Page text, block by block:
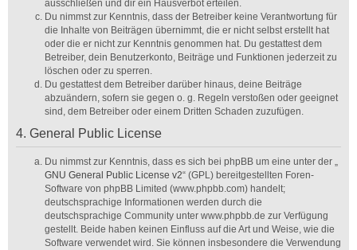
ausschließen und dir ein Hausverbot erteilen.
Du nimmst zur Kenntnis, dass der Betreiber keine Verantwortung für
die Inhalte von Beiträgen übernimmt, die er nicht selbst erstellt hat
oder die er nicht zur Kenntnis genommen hat. Du gestattest dem
Betreiber, dein Benutzerkonto, Beiträge und Funktionen jederzeit zu
löschen oder zu sperren.
Du gestattest dem Betreiber darüber hinaus, deine Beiträge
abzuändern, sofern sie gegen o. g. Regeln verstoßen oder geeignet
sind, dem Betreiber oder einem Dritten Schaden zuzufügen.
4. General Public License
Du nimmst zur Kenntnis, dass es sich bei phpBB um eine unter der „
GNU General Public License v2“ (GPL) bereitgestellten Foren-
Software von phpBB Limited (www.phpbb.com) handelt;
deutschsprachige Informationen werden durch die
deutschsprachige Community unter www.phpbb.de zur Verfügung
gestellt. Beide haben keinen Einfluss auf die Art und Weise, wie die
Software verwendet wird. Sie können insbesondere die Verwendung